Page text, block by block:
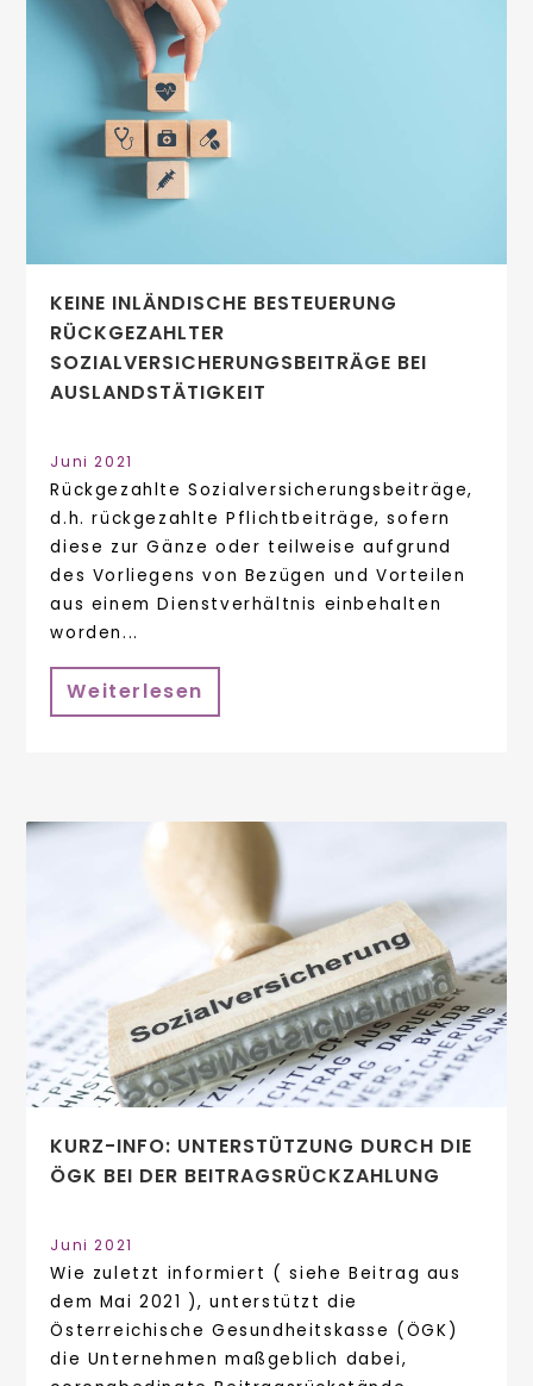
KEINE INLÄNDISCHE BESTEUERUNG
RÜCKGEZAHLTER
SOZIALVERSICHERUNGSBEITRÄGE BEI
AUSLANDSTÄTIGKEIT
Juni 2021
Rückgezahlte Sozialversicherungsbeiträge,
d.h. rückgezahlte Pflichtbeiträge, sofern
diese zur Gänze oder teilweise aufgrund
des Vorliegens von Bezügen und Vorteilen
aus einem Dienstverhältnis einbehalten
worden...
Weiterlesen
KURZ-INFO: UNTERSTÜTZUNG DURCH DIE
ÖGK BEI DER BEITRAGSRÜCKZAHLUNG
Juni 2021
Wie zuletzt informiert ( siehe Beitrag aus
dem Mai 2021 ), unterstützt die
Österreichische Gesundheitskasse (ÖGK)
die Unternehmen maßgeblich dabei,